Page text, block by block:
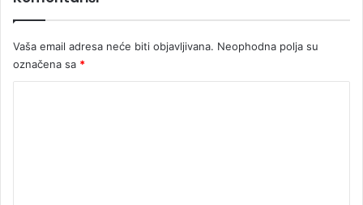
E
O
)
Vaša email adresa neće biti objavljivana. Neophodna polja su
označena sa *